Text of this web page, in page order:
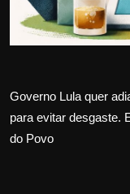
Educação
Política
Saúde
Governo Lula quer
para evitar desgaste.
do Povo